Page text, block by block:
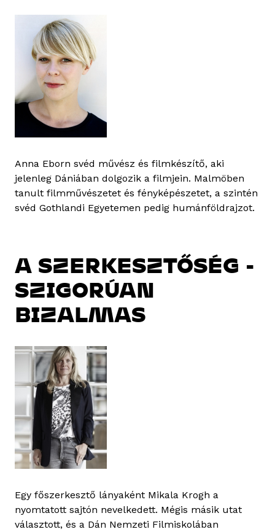
Anna Eborn svéd művész és filmkészítő, aki
jelenleg Dániában dolgozik a filmjein. Malmöben
tanult filmművészetet és fényképészetet, a szintén
svéd Gothlandi Egyetemen pedig humánföldrajzot.
A SZERKESZTŐSÉG -
SZIGORÚAN
BIZALMAS
Egy főszerkesztő lányaként Mikala Krogh a
nyomtatott sajtón nevelkedett. Mégis másik utat
választott, és a Dán Nemzeti Filmiskolában